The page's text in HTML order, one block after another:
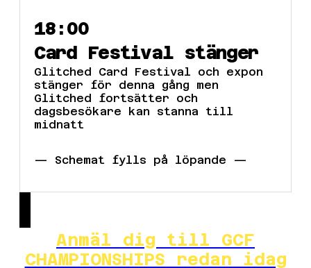
18:00
Card Festival stänger
Glitched Card Festival och expon
stänger för denna gång men
Glitched fortsätter och
dagsbesökare kan stanna till
midnatt
— Schemat fylls på löpande —
Anmäl dig till GCF
CHAMPIONSHIPS redan idag